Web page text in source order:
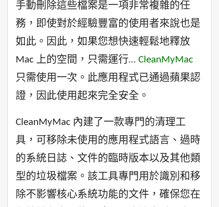
手動刪除這些檔案是一項非常複雜的任
務，即使對於經驗豐富的使用者來說也是
如此。因此，如果您想快速輕鬆地釋放
Mac 上的空間，只需運行… CleanMyMac
只需使用一次。此應用程式已通過蘋果認
證，因此使用起來完全安全。
CleanMyMac 內建了一款專門的清理工
具，可移除未使用的應用程式語言、過時
的系統日誌、文件的臨時版本以及其他類
型的垃圾檔案。該工具專門用於識別和移
除不影響核心系統功能的文件，確保您在